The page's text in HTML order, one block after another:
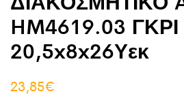
HM4619.03
20,5x8x26Υεκ
23,85€